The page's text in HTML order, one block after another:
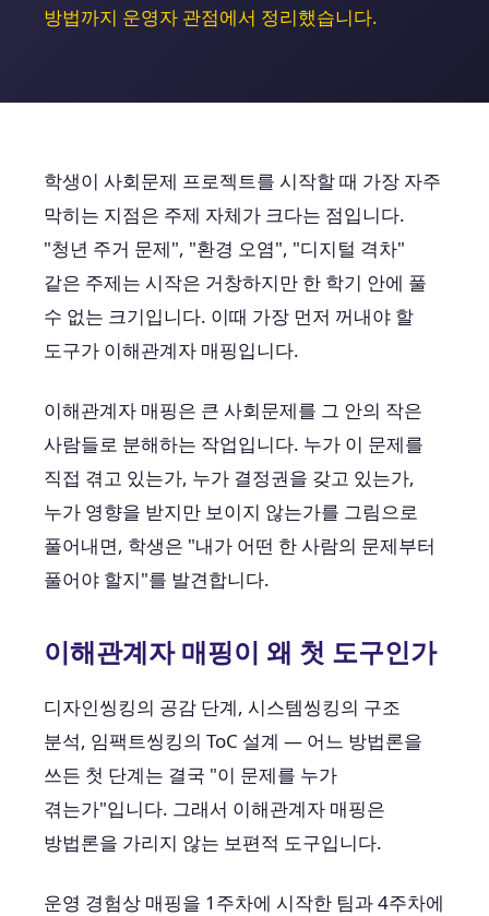
방법까지 운영자 관점에서 정리했습니다.
학생이 사회문제 프로젝트를 시작할 때 가장 자주
막히는 지점은 주제 자체가 크다는 점입니다.
"청년 주거 문제", "환경 오염", "디지털 격차"
같은 주제는 시작은 거창하지만 한 학기 안에 풀
수 없는 크기입니다. 이때 가장 먼저 꺼내야 할
도구가 이해관계자 매핑입니다.
이해관계자 매핑은 큰 사회문제를 그 안의 작은
사람들로 분해하는 작업입니다. 누가 이 문제를
직접 겪고 있는가, 누가 결정권을 갖고 있는가,
누가 영향을 받지만 보이지 않는가를 그림으로
풀어내면, 학생은 "내가 어떤 한 사람의 문제부터
풀어야 할지"를 발견합니다.
이해관계자 매핑이 왜 첫 도구인가
디자인씽킹의 공감 단계, 시스템씽킹의 구조
분석, 임팩트씽킹의 ToC 설계 — 어느 방법론을
쓰든 첫 단계는 결국 "이 문제를 누가
겪는가"입니다. 그래서 이해관계자 매핑은
방법론을 가리지 않는 보편적 도구입니다.
운영 경험상 매핑을 1주차에 시작한 팀과 4주차에